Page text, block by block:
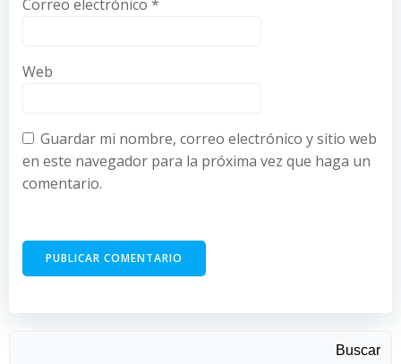
Correo electrónico *
Web
Guardar mi nombre, correo electrónico y sitio web
en este navegador para la próxima vez que haga un
comentario.
Buscar